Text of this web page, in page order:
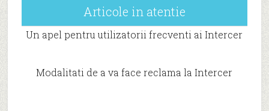
Articole in atentie
Un apel pentru utilizatorii frecventi ai Intercer
Modalitati de a va face reclama la Intercer